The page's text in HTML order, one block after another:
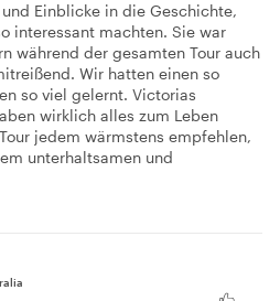
Einblicke in die Geschichte,
interessant machten. Sie war
während der gesamten Tour auch
Wir hatten einen so
so viel gelernt. Victorias
wirklich alles zum Leben
jedem wärmstens empfehlen,
unterhaltsamen und